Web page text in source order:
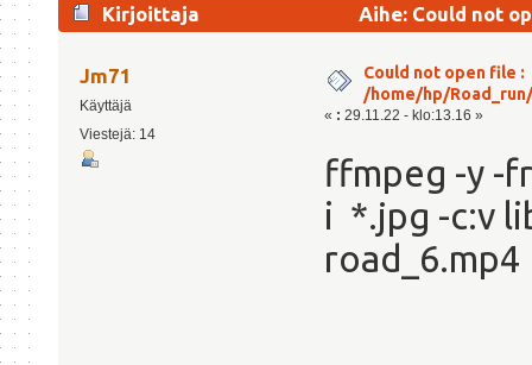
Kirjoittaja
Aihe: Could not
Jm71
Käyttäjä
Viestejä: 14
Could not open file :
/home/hp/
« : 29.11.22 - klo:13.16 »
ffmpeg -y -
i *.jpg -c:v
road_6.mp4